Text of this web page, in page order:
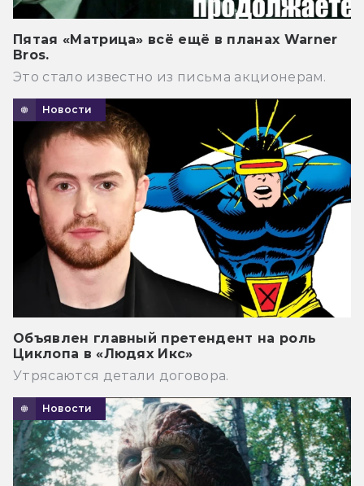
Пятая «Матрица» всё ещё в планах Warner
Bros.
Это стало известно из письма акционерам.
Новости
Объявлен главный претендент на роль
Циклопа в «Людях Икс»
Утрясаются детали договора.
Новости